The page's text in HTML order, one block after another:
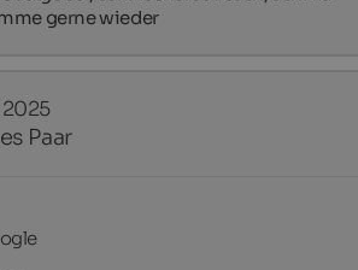
gerne wieder
Paar